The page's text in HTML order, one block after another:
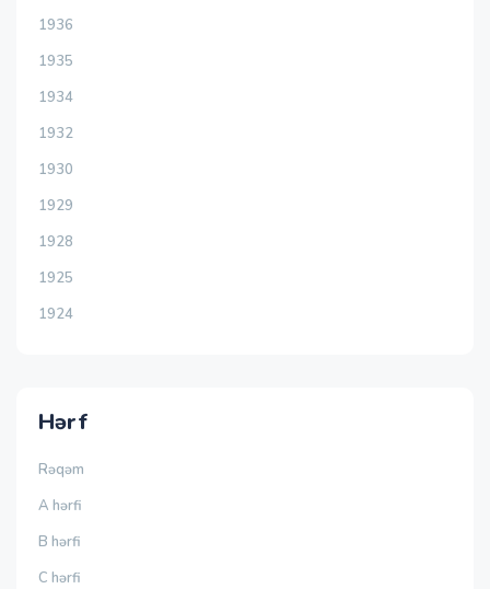
1936
1935
1934
1932
1930
1929
1928
1925
1924
Hərf
Rəqəm
A hərfi
B hərfi
C hərfi